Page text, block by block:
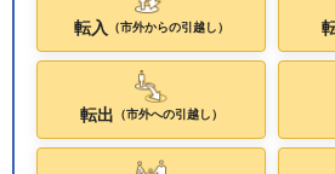
転入 （市外からの引越し）
転出 （市外への引越し）